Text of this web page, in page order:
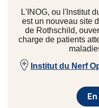
L'INOG, ou l'lnstitut
est un nouveau site
de Rothschild,
charge de patients
Institut du Nerf